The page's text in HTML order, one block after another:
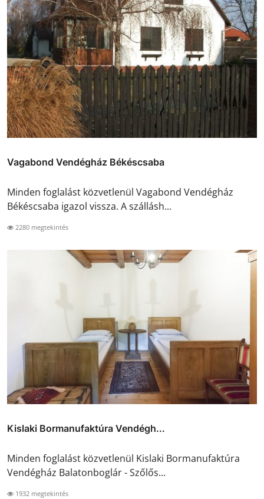
Vagabond Vendégház Békéscsaba
Minden foglalást közvetlenül Vagabond Vendégház
Békéscsaba igazol vissza. A szállásh...
2280 megtekintés
Kislaki Bormanufaktúra Vendégh...
Minden foglalást közvetlenül Kislaki Bormanufaktúra
Vendégház Balatonboglár - Szőlős...
1932 megtekintés